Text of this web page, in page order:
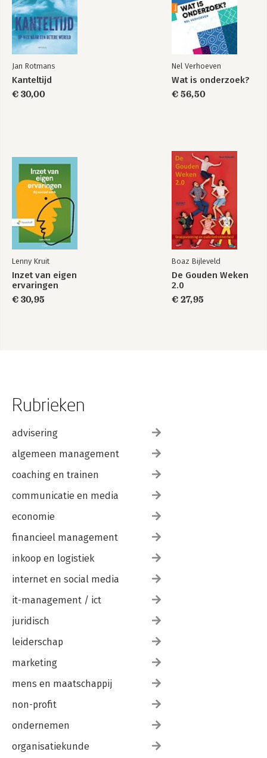
Jan Rotmans
Kanteltijd
€ 30,00
Nel Verhoeven
Wat is onderzoek?
€ 56,50
Lenny Kruit
Inzet van eigen
ervaringen
€ 30,95
Boaz Bijleveld
De Gouden Weken
2.0
€ 27,95
Rubrieken
advisering
algemeen management
coaching en trainen
communicatie en media
economie
financieel management
inkoop en logistiek
internet en social media
it-management / ict
juridisch
leiderschap
marketing
mens en maatschappij
non-profit
ondernemen
organisatiekunde